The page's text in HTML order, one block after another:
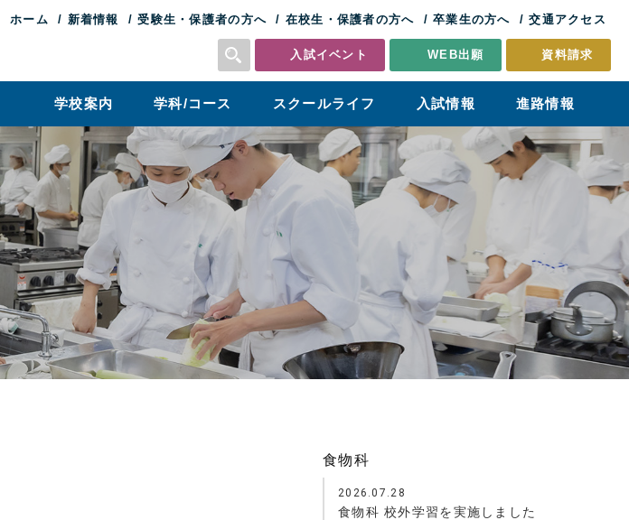
ホーム 新着情報 受験生・保護者の方へ 在校生・保護者の方へ 卒業生の方へ 交通アクセス
入試イベント WEB出願 資料請求
学校案内 学科/コース スクールライフ 入試情報 進路情報
食物科
2026.07.28
食物科 校外学習を実施しました